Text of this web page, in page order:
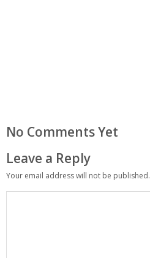
No Comments Yet
Leave a Reply
Your email address will not be published.